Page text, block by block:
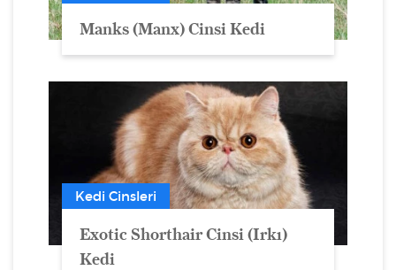
Manks (Manx) Cinsi Kedi
Kedi Cinsleri
Exotic Shorthair Cinsi (Irkı)
Kedi